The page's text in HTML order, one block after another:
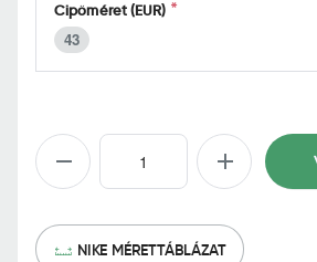
Cipőméret (EUR)
43
NIKE MÉRETTÁBLÁZAT